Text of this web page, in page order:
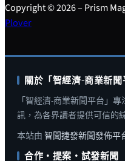
Copyright © 2026 – Prism
Plover
關於「智經濟-商業新聞
「智經濟-商業新聞平台」
訊，為各界讀者提供可信的
本站由 智聞捷發新聞發佈平
合作・提案・試發新聞